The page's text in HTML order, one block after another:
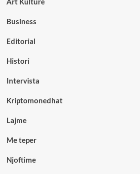
Business
Editorial
Histori
Intervista
Kriptomonedhat
Lajme
Me teper
Njoftime